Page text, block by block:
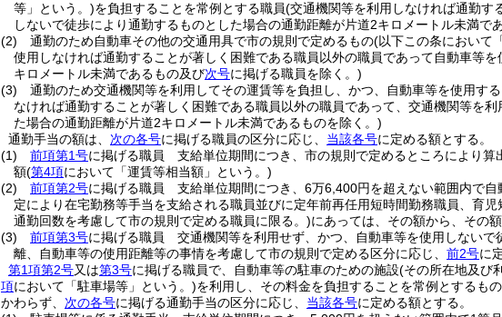
等」という。)を負担することを常例とする職員(交通機関等を利用しなければ通勤す
しないで徒歩により通勤するものとした場合の通勤距離が片道2キロメートル未満で
(2)
通勤のため自動車その他の交通用具で市の規則で定めるもの(以下この条において
使用しなければ通勤することが著しく困難である職員以外の職員であって自動車等
キロメートル未満であるもの及び次号に掲げる職員を除く。)
(3)
通勤のため交通機関等を利用してその運賃等を負担し、かつ、自動車等を使用す
なければ通勤することが著しく困難である職員以外の職員であって、交通機関等を
た場合の通勤距離が片道2キロメートル未満であるものを除く。)
通勤手当の額は、 次の各号に掲げる職員の区分に応じ、 当該各号に定める額とする。
(1)
前項第1号に掲げる職員 支給単位期間につき、市の規則で定めるところにより
額(第4項において「運賃等相当額」という。)
(2)
前項第2号に掲げる職員 支給単位期間につき、6万6,400円を超えない範囲内で
定により在宅勤務等手当を支給される職員並びに定年前再任用短時間勤務職員、育
通勤回数を考慮して市の規則で定める職員に限る。)にあっては、その額から、その
(3)
前項第3号に掲げる職員 交通機関等を利用せず、かつ、自動車等を使用しない
離、自動車等の使用距離等の事情を考慮して市の規則で定める区分に応じ、 前2号に
第1項第2号又は第3号に掲げる職員で、自動車等の駐車のための施設(その所在地及び
項において「駐車場等」という。)を利用し、その料金を負担することを常例とするもの
かわらず、 次の各号に掲げる通勤手当の区分に応じ、 当該各号に定める額とする。